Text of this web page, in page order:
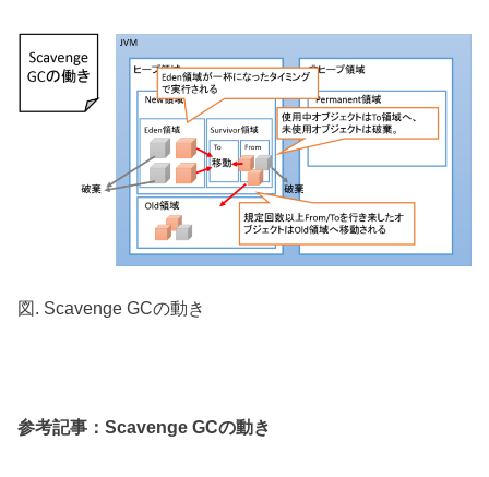
図. Scavenge GCの動き
参考記事：Scavenge GCの動き